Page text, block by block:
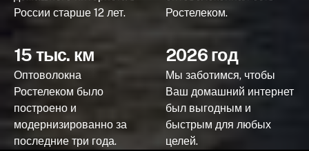
России старше 12 лет.
Ростелеком.
15 тыс. км
Оптоволокна
Ростелеком было
построено и
модернизированно за
последние три года.
2026 год
Мы заботимся, чтобы
Ваш домашний интернет
был выгодным и
быстрым для любых
целей.